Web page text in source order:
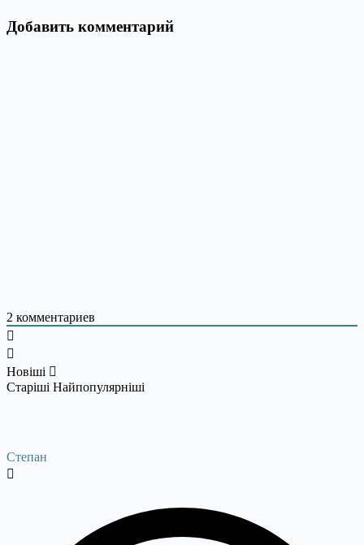
Добавить комментарий
2 комментариев
Новіші
Старіші Найпопулярніші
Степан